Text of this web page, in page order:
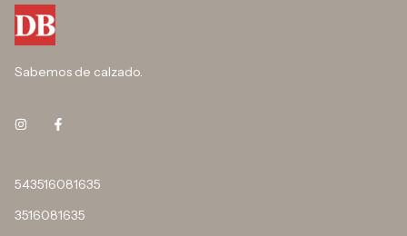
Sabemos de calzado.
543516081635
3516081635